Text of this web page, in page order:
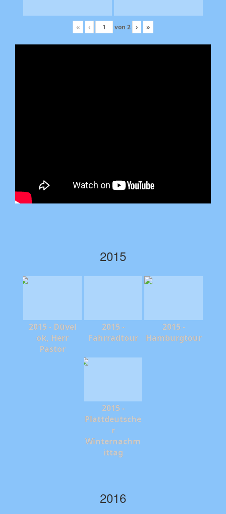
« ‹ von 2 › »
2015
2015 - Düvel
ok, Herr
Pastor
2015 -
Fahrradtour
2015 -
Hamburgtour
2015 -
Plattdeutsche
r
Winternachm
ittag
2016